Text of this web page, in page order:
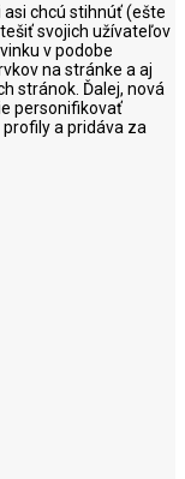
chcú stihnúť (ešte
svojich užívateľov
v podobe
na stránke a aj
stránok. Ďalej, nová
personifikovať
a pridáva za